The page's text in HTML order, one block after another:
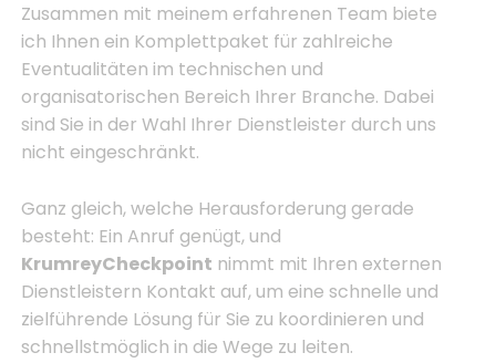
Zusammen mit meinem erfahrenen Team biete
ich Ihnen ein Komplettpaket für zahlreiche
Eventualitäten im technischen und
organisatorischen Bereich Ihrer Branche. Dabei
sind Sie in der Wahl Ihrer Dienstleister durch uns
nicht eingeschränkt.
Ganz gleich, welche Herausforderung gerade
besteht: Ein Anruf genügt, und
KrumreyCheckpoint nimmt mit Ihren externen
Dienstleistern Kontakt auf, um eine schnelle und
zielführende Lösung für Sie zu koordinieren und
schnellstmöglich in die Wege zu leiten.